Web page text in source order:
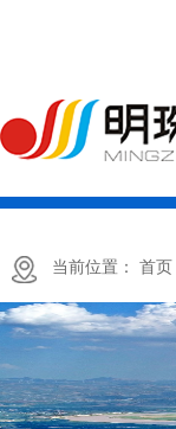
当前位置： 首页